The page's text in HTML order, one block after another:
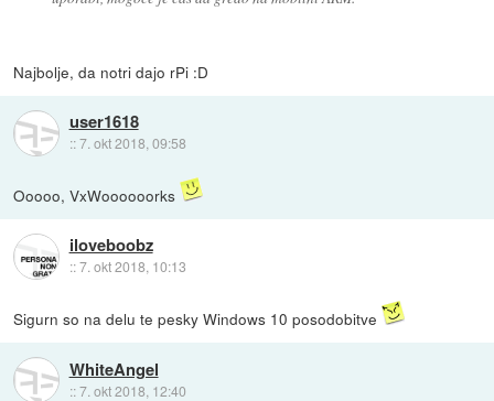
Najbolje, da notri dajo rPi :D
user1618
::7. okt 2018, 09:58
Ooooo, VxWoooooorks
iloveboobz
::7. okt 2018, 10:13
Sigurn so na delu te pesky Windows 10 posodobitve
WhiteAngel
::7. okt 2018, 12:40